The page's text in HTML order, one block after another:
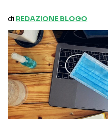
di REDAZIONE BLOGO